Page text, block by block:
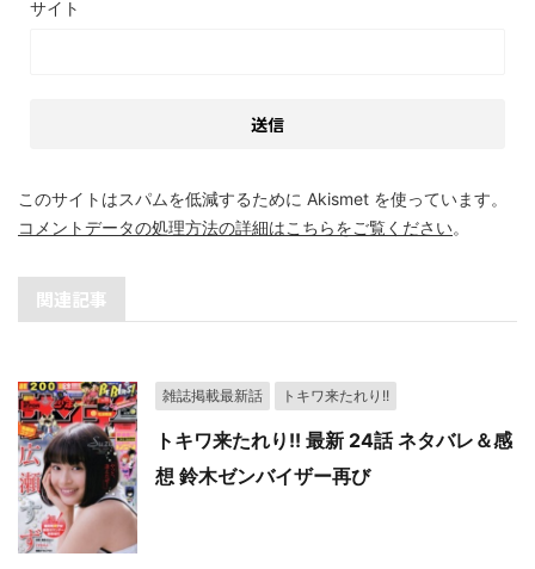
サイト
このサイトはスパムを低減するために Akismet を使っています。
コメントデータの処理方法の詳細はこちらをご覧ください。
関連記事
雑誌掲載最新話 トキワ来たれり!!
トキワ来たれり!! 最新 24話 ネタバレ＆感
想 鈴木ゼンバイザー再び